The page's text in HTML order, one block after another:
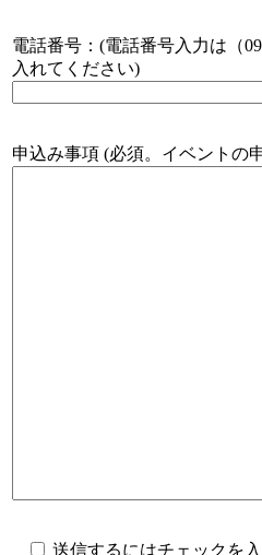
電話番号：(電話番号入力は（
入れてください)
申込み事項 (必須。イベントの
送信するにはチェックを